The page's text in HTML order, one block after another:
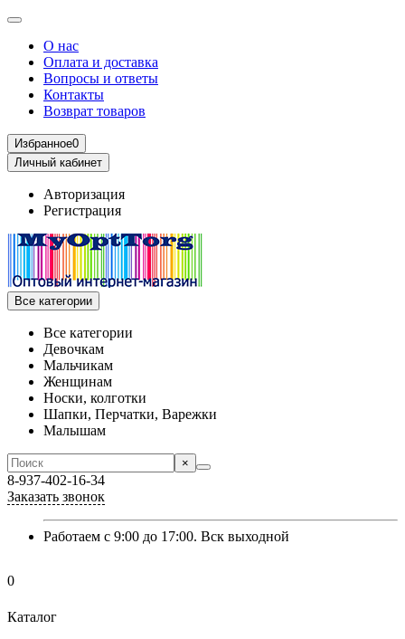
О нас
Оплата и доставка
Вопросы и ответы
Контакты
Возврат товаров
Избранное0
Личный кабинет
Авторизация
Регистрация
Все категории
Все категории
Девочкам
Мальчикам
Женщинам
Носки, колготки
Шапки, Перчатки, Варежки
Малышам
×
8-937-402-16-34
Заказать звонок
Работаем с 9:00 до 17:00. Вск выходной
0
Каталог